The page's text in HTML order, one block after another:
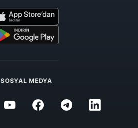
SOSYAL MEDYA